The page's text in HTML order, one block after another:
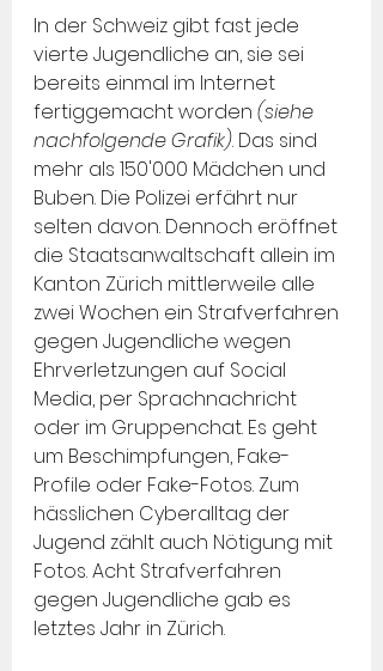
In der Schweiz gibt fast jede
vierte Jugendliche an, sie sei
bereits einmal im Internet
fertiggemacht worden (siehe
nachfolgende Grafik). Das sind
mehr als 150'000 Mädchen und
Buben. Die Polizei erfährt nur
selten davon. Dennoch eröffnet
die Staatsanwaltschaft allein im
Kanton Zürich mittlerweile alle
zwei Wochen ein Strafverfahren
gegen Jugendliche wegen
Ehrverletzungen auf Social
Media, per Sprachnachricht
oder im Gruppenchat. Es geht
um Beschimpfungen, Fake-
Profile oder Fake-Fotos. Zum
hässlichen Cyberalltag der
Jugend zählt auch Nötigung mit
Fotos. Acht Strafverfahren
gegen Jugendliche gab es
letztes Jahr in Zürich.